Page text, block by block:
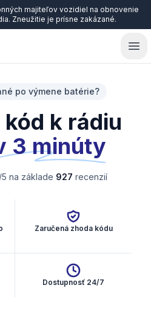
majiteľov vozidiel na obnovenie
Zneužitie je prísne zakázané.
po výmene batérie?
k rádiu
3 minúty
/5 na základe 927 recenzií
Zaručená zhoda kódu
Dostupnosť 24/7